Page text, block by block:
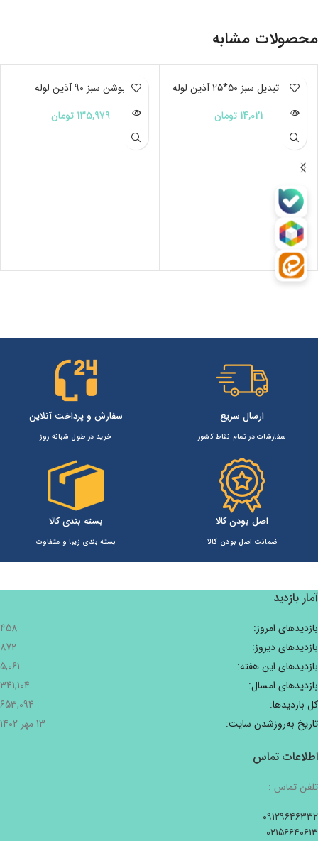
محصولات مشابه
ناموجود
بوشن تبدیل سبز 50*25 آذین لوله
14,021 تومان
ناموجودبوشن سبز 90 آذین لوله
135,979 تومان
ارسال سریع
سفارشات در تمام نقاط کشور
سفارش و پرداخت آنلاین
خرید در طول شبانه روز
اصل بودن کالا
ضمانت اصل بودن کالا
بسته بندی کالا
بسته بندی زیبا و متفاوت
آمار بازدید
بازدیدهای امروز:
458
بازدیدهای دیروز:
872
بازدیدهای این هفته:
5,061
بازدیدهای امسال:
341,104
کل بازدیدها:
653,094
تاریخ به‌روزشدن سایت:
13 مهر 1402
اطلاعات تماس
تلفن تماس :
۰۹۱۲۹۶۴۶۳۳۲
۰۲۱۵۶۶۴۰۶۱۳